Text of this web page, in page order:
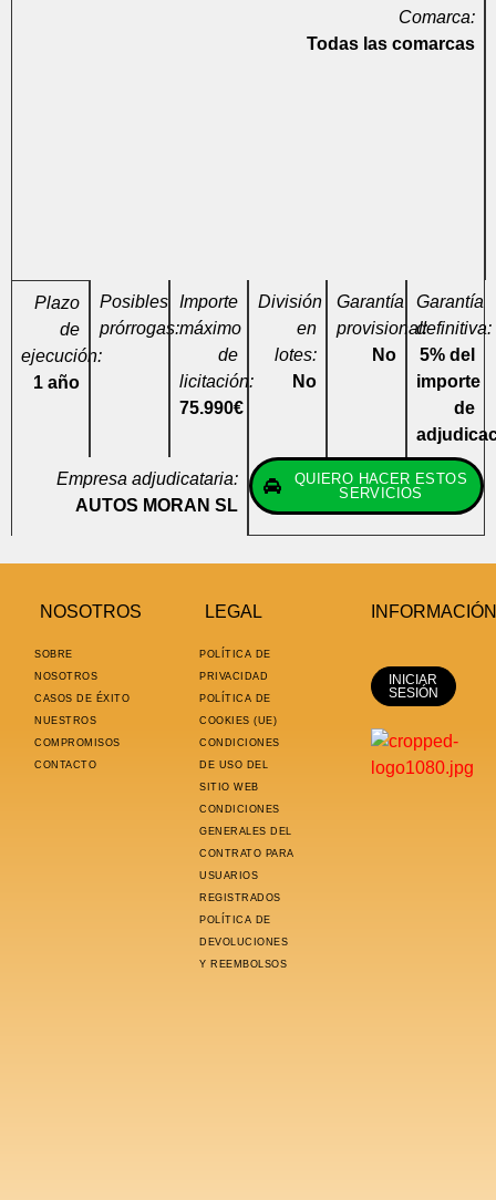
Comarca:
Todas las comarcas
Plazo
de
ejecución:
1 año
Posibles
prórrogas:
Importe
máximo
de
licitación:
75.990€
División
en
lotes:
No
Garantía
provisional:
No
Garantía
definitiva:
5% del
importe
de
Empresa adjudicataria:
AUTOS MORAN SL
QUIERO HACER ESTOS
SERVICIOS
NOSOTROS
SOBRE
NOSOTROS
CASOS DE ÉXITO
NUESTROS
COMPROMISOS
CONTACTO
LEGAL
POLÍTICA DE
PRIVACIDAD
POLÍTICA DE
COOKIES (UE)
CONDICIONES
DE USO DEL
SITIO WEB
CONDICIONES
GENERALES DEL
CONTRATO PARA
USUARIOS
REGISTRADOS
POLÍTICA DE
DEVOLUCIONES
Y REEMBOLSOS
INFORMACIÓN
INICIAR
SESIÓN